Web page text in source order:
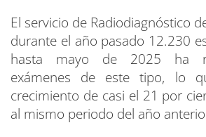
El servicio de Radiodiagnóstico
durante el año pasado 12.230
hasta mayo de 2025 ha
exámenes de este tipo, lo
crecimiento de casi el 21 por
al mismo periodo del año